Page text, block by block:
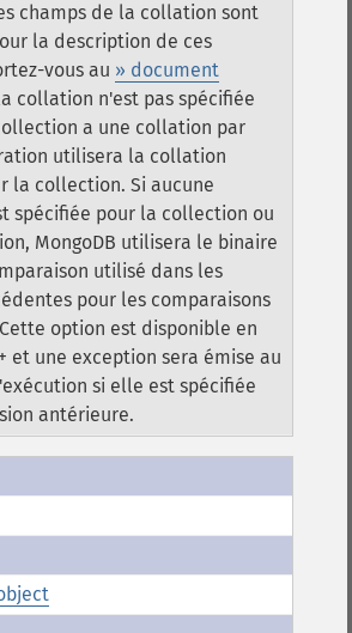
champs de la collation sont
la description de ces
vous au » document
collation n'est pas spécifiée
a une collation par
utilisera la collation
la collection. Si aucune
spécifiée pour la collection ou
MongoDB utilisera le binaire
utilisé dans les
pour les comparaisons
Cette option est disponible en
et une exception sera émise au
si elle est spécifiée
antérieure.